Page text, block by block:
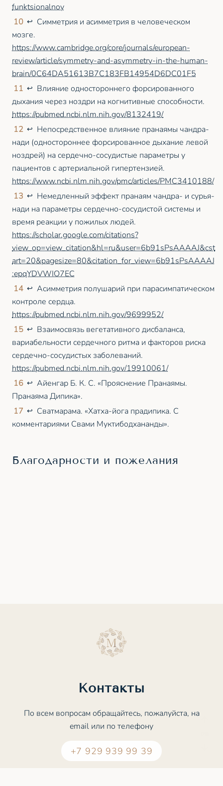
funktsionalnoy
10 ↩ Симметрия и асимметрия в человеческом
мозге.
https://www.cambridge.org/core/journals/european-
review/article/symmetry-and-asymmetry-in-the-human-
brain/0C64DA51613B7C183FB14954D6DC01F5
11 ↩ Влияние одностороннего форсированного
дыхания через ноздри на когнитивные способности.
https://pubmed.ncbi.nlm.nih.gov/8132419/
12 ↩ Непосредственное влияние пранаямы чандра-
нади (одностороннее форсированное дыхание левой
ноздрей) на сердечно-сосудистые параметры у
пациентов с артериальной гипертензией.
https://www.ncbi.nlm.nih.gov/pmc/articles/PMC3410188/
13 ↩ Немедленный эффект пранаям чандра- и сурья-
нади на параметры сердечно-сосудистой системы и
время реакции у пожилых людей.
https://scholar.google.com/citations?
view_op=view_citation&hl=ru&user=6b91sPsAAAAJ&cst
art=20&pagesize=80&citation_for_view=6b91sPsAAAAJ
:epqYDVWIO7EC
14 ↩ Асимметрия полушарий при парасимпатическом
контроле сердца.
https://pubmed.ncbi.nlm.nih.gov/9699952/
15 ↩ Взаимосвязь вегетативного дисбаланса,
вариабельности сердечного ритма и факторов риска
сердечно-сосудистых заболеваний.
https://pubmed.ncbi.nlm.nih.gov/19910061/
16 ↩ Айенгар Б. К. С. «Прояснение Пранаямы.
Пранаяма Дипика».
17 ↩ Сватмарама. «Хатха-йога прадипика. С
комментариями Свами Муктибодхананды».
Благодарности и пожелания
Контакты
По всем вопросам обращайтесь, пожалуйста, на
email или по телефону
+7 929 939 99 39